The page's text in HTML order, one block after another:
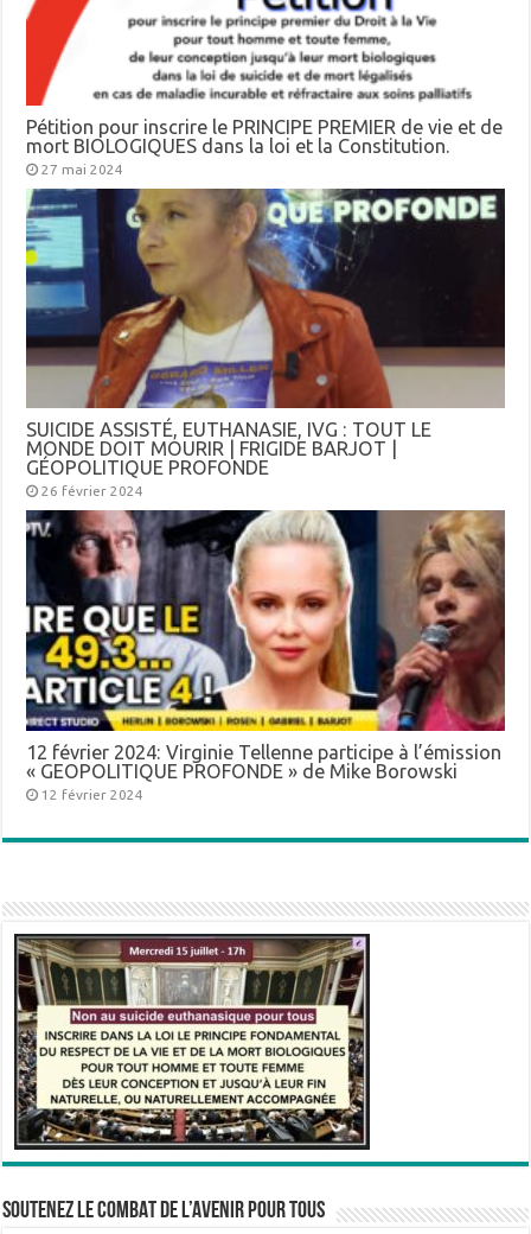
Pétition pour inscrire le PRINCIPE PREMIER de vie et de
mort BIOLOGIQUES dans la loi et la Constitution.
27 mai 2024
SUICIDE ASSISTÉ, EUTHANASIE, IVG : TOUT LE
MONDE DOIT MOURIR | FRIGIDE BARJOT |
GÉOPOLITIQUE PROFONDE
26 février 2024
12 février 2024: Virginie Tellenne participe à l’émission
« GEOPOLITIQUE PROFONDE » de Mike Borowski
12 février 2024
SOUTENEZ LE COMBAT DE L’AVenir pour Tous